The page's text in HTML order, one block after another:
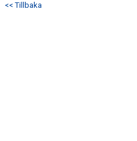
<< Tillbaka